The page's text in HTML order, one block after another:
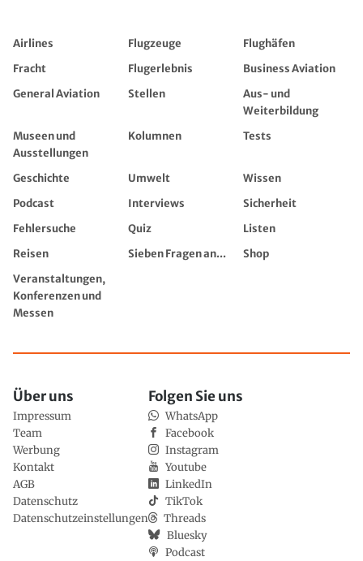
Airlines Flugzeuge
Flughäfen
Fracht
Flugerlebnis
Business Aviation
General Aviation
Stellen
Aus- und
Weiterbildung
Museen und
Ausstellungen
Kolumnen Tests
Geschichte Umwelt
Wissen
Podcast
Interviews
Sicherheit
Fehlersuche
Quiz
Listen
Reisen
Sieben Fragen an...
Shop
Veranstaltungen,
Konferenzen und
Messen
Über uns
Impressum
Team
Werbung
Kontakt
AGB
Datenschutz
Datenschutzeinstellungen
Folgen Sie uns
WhatsApp
Facebook
Instagram
Youtube
LinkedIn
TikTok
Threads
Bluesky
Podcast